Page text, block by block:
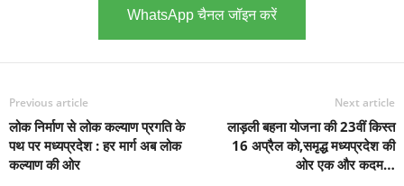
WhatsApp चैनल जॉइन करें
Previous article
लोक निर्माण से लोक कल्याण प्रगति के
पथ पर मध्यप्रदेश : हर मार्ग अब लोक
कल्याण की ओर
Next article
लाड़ली बहना योजना की 23वीं किस्त
16 अप्रैल को,समृद्ध मध्यप्रदेश की
ओर एक और कदम…